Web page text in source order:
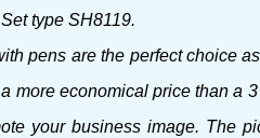
type SH8119.
pens are the perfect choice
more economical price than a
your business image. The